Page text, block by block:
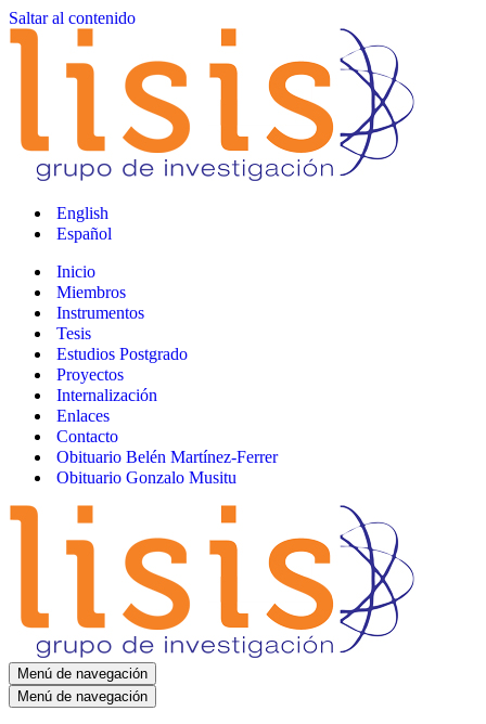
Saltar al contenido
English
Español
Inicio
Miembros
Instrumentos
Tesis
Estudios Postgrado
Proyectos
Internalización
Enlaces
Contacto
Obituario Belén Martínez-Ferrer
Obituario Gonzalo Musitu
Menú de navegación
Menú de navegación